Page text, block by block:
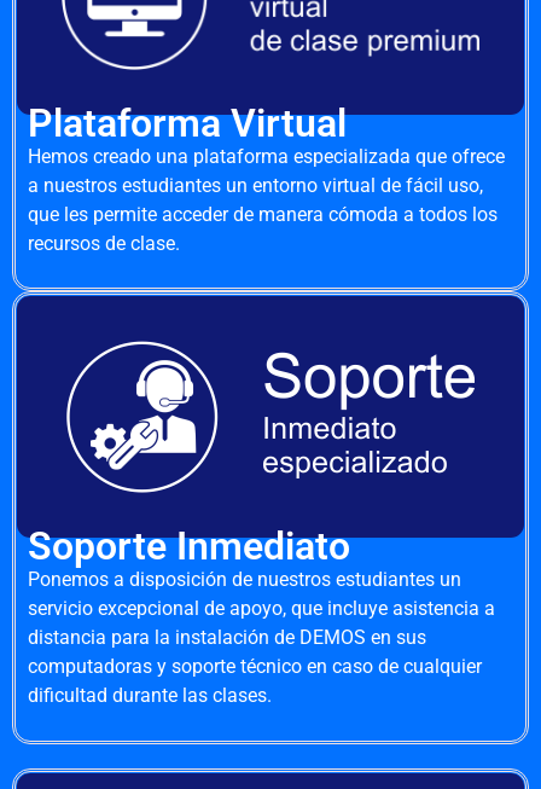
Plataforma Virtual
Hemos creado una plataforma especializada que ofrece
a nuestros estudiantes un entorno virtual de fácil uso,
que les permite acceder de manera cómoda a todos los
recursos de clase.
Soporte Inmediato
Ponemos a disposición de nuestros estudiantes un
servicio excepcional de apoyo, que incluye asistencia a
distancia para la instalación de DEMOS en sus
computadoras y soporte técnico en caso de cualquier
dificultad durante las clases.